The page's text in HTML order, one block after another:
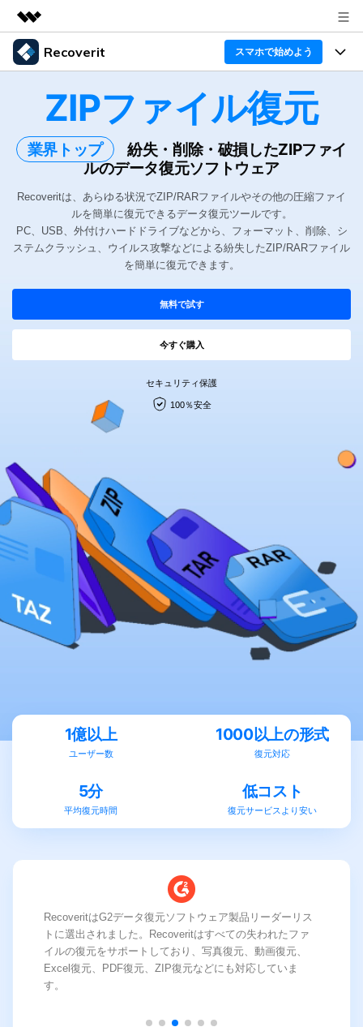
製品
ユーティリティ
法人・教育・パートナー
ソリューション
企業情報
Recoverit スマホで始めよう
Recoverit for Windows
AI
Windowsデータ復元ならRecoverit！確実な復元技術と
スマホで始めよう
Recoverit for Mac
AI
スマホで始めよう
関連製品（データ修復/ バックアップ）
Repairit - データ修復
UBackit - データバックアップ
機能一覧
ドライブから復元
削除されたメディアを復元
独自の復元ソリューション 新着
データ損失のシナリオ
データ復元事例
データ復元
外付けデバイス復元
パソコン復元
その他の復元
Recoveritとは
データ復元の専門家
カスタマーストーリー
人気内容
search
スマホで始めよう
ZIPファイル復元
業界トップ
紛失・削除・破損したZIPファイ
ルのデータ復元ソフトウェア
Recoveritは、あらゆる状況でZIP/RARファイルやその他の圧縮ファイ
ルを簡単に復元できるデータ復元ツールです。
PC、USB、外付けハードドライブなどから、フォーマット、削除、シ
ステムクラッシュ、ウイルス攻撃などによる紛失したZIP/RARファイル
を簡単に復元できます。
無料で試す
今すぐ購入
セキュリティ保護
100％安全
1億以上
ユーザー数
1000以上の形式
復元対応
5分
平均復元時間
低コスト
復元サービスより安い
RecoveritはG2データ復元ソフトウェア製品リーダーリス
トに選出されました。Recoveritはすべての失われたファ
イルの復元をサポートしており、写真復元、動画復元、
Excel復元、PDF復元、ZIP復元などにも対応していま
す。